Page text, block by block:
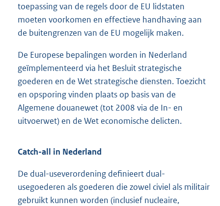
toepassing van de regels door de EU lidstaten
moeten voorkomen en effectieve handhaving aan
de buitengrenzen van de EU mogelijk maken.
De Europese bepalingen worden in Nederland
geïmplementeerd via het Besluit strategische
goederen en de Wet strategische diensten. Toezicht
en opsporing vinden plaats op basis van de
Algemene douanewet (tot 2008 via de In- en
uitvoerwet) en de Wet economische delicten.
Catch-all in Nederland
De dual-useverordening definieert dual-
usegoederen als goederen die zowel civiel als militair
gebruikt kunnen worden (inclusief nucleaire,